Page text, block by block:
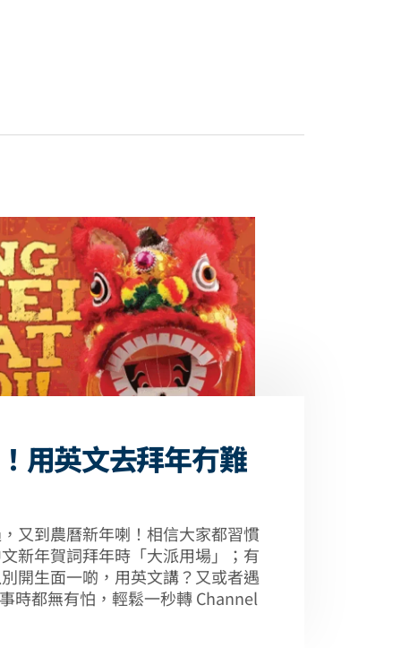
用英文去拜年冇難
又到農曆新年喇！相信大家都習慣
新年賀詞拜年時「大派用場」；有
開生面一啲，用英文講？又或者遇
時都無有怕，輕鬆一秒轉 Channel